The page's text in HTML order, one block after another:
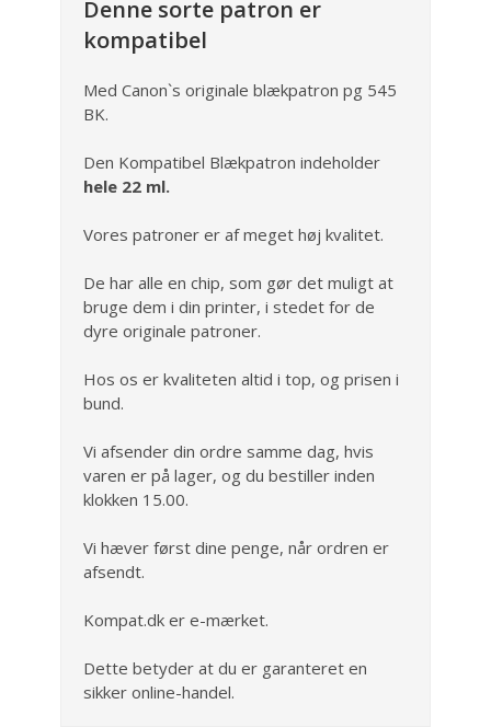
Denne sorte patron er
kompatibel
Med Canon`s originale blækpatron pg 545
BK.
Den Kompatibel Blækpatron indeholder
hele 22 ml.
Vores patroner er af meget høj kvalitet.
De har alle en chip, som gør det muligt at
bruge dem i din printer, i stedet for de
dyre originale patroner.
Hos os er kvaliteten altid i top, og prisen i
bund.
Vi afsender din ordre samme dag, hvis
varen er på lager, og du bestiller inden
klokken 15.00.
Vi hæver først dine penge, når ordren er
afsendt.
Kompat.dk er e-mærket.
Dette betyder at du er garanteret en
sikker online-handel.